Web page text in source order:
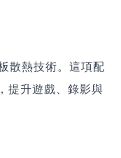
散熱技術。這項配
提升遊戲、錄影與